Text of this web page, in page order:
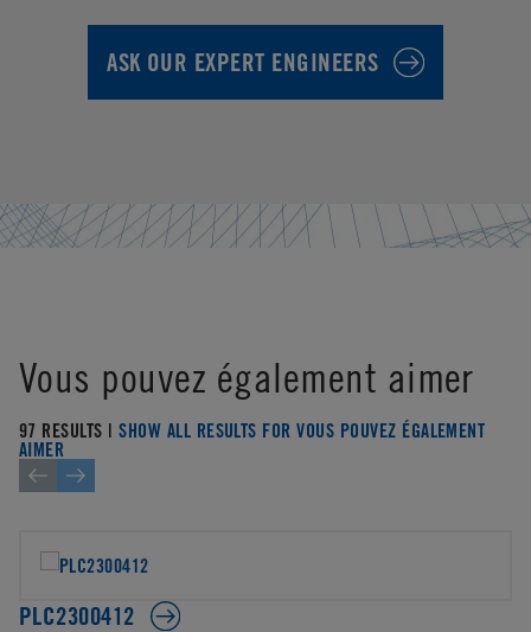
ASK OUR EXPERT ENGINEERS
Vous pouvez également aimer
97 RESULTS |SHOW ALL RESULTS FOR VOUS POUVEZ ÉGALEMENT
AIMER
PLC2300412